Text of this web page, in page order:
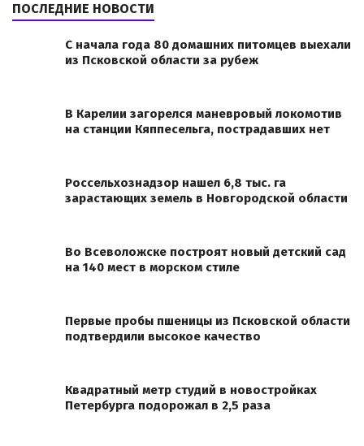
ПОСЛЕДНИЕ НОВОСТИ
С начала года 80 домашних питомцев выехали
из Псковской области за рубеж
В Карелии загорелся маневровый локомотив
на станции Кяппесельга, пострадавших нет
Россельхознадзор нашел 6,8 тыс. га
зарастающих земель в Новгородской области
Во Всеволожске построят новый детский сад
на 140 мест в морском стиле
Первые пробы пшеницы из Псковской области
подтвердили высокое качество
Квадратный метр студий в новостройках
Петербурга подорожал в 2,5 раза